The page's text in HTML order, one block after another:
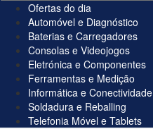
Ofertas do dia
Automóvel e Diagnóstico
Baterias e Carregadores
Consolas e Videojogos
Eletrónica e Componentes
Ferramentas e Medição
Informática e Conectividade
Soldadura e Reballing
Telefonia Móvel e Tablets